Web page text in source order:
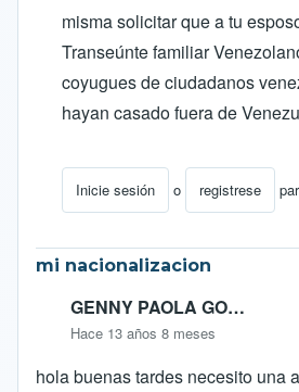
misma solicitar que a tu
Transeúnte familiar
coyugues de ciudadanos
hayan casado fuera de
Inicie sesión o registrese
En respuesta a
mi nacionalizacion
GENNY PAOLA GO…
Hace 13 años 8 meses
hola buenas tardes necesito una